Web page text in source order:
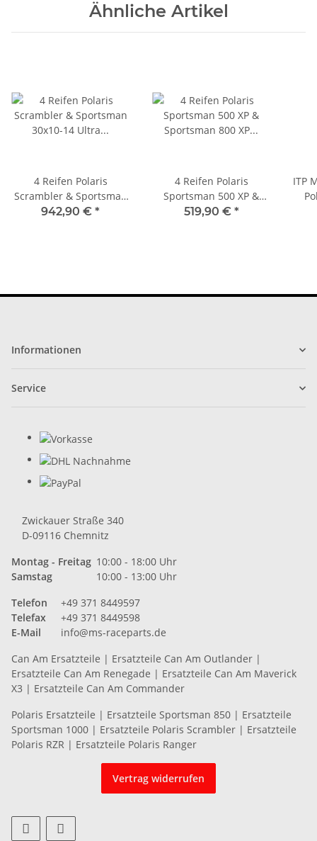
Ähnliche Artikel
4 Reifen Polaris
Scrambler & Sportsman
30x10-14 Ultra Cross
942,90 € *
4 Reifen Polaris
Sportsman 500 XP &
Sportsman 800 XP 25x8-
519,90 € *
ITP
Informationen
Service
Zwickauer Straße 340
D-09116 Chemnitz
Montag - Freitag 10:00 - 18:00 Uhr
Samstag
10:00 - 13:00 Uhr
Telefon
+49 371 8449597
Telefax
+49 371 8449598
E-Mail
info@ms-raceparts.de
Can Am Ersatzteile | Ersatzteile Can Am Outlander |
Ersatzteile Can Am Renegade | Ersatzteile Can Am Maverick
X3 | Ersatzteile Can Am Commander
Polaris Ersatzteile | Ersatzteile Sportsman 850 | Ersatzteile
Sportsman 1000 | Ersatzteile Polaris Scrambler | Ersatzteile
Polaris RZR | Ersatzteile Polaris Ranger
Vertrag widerrufen